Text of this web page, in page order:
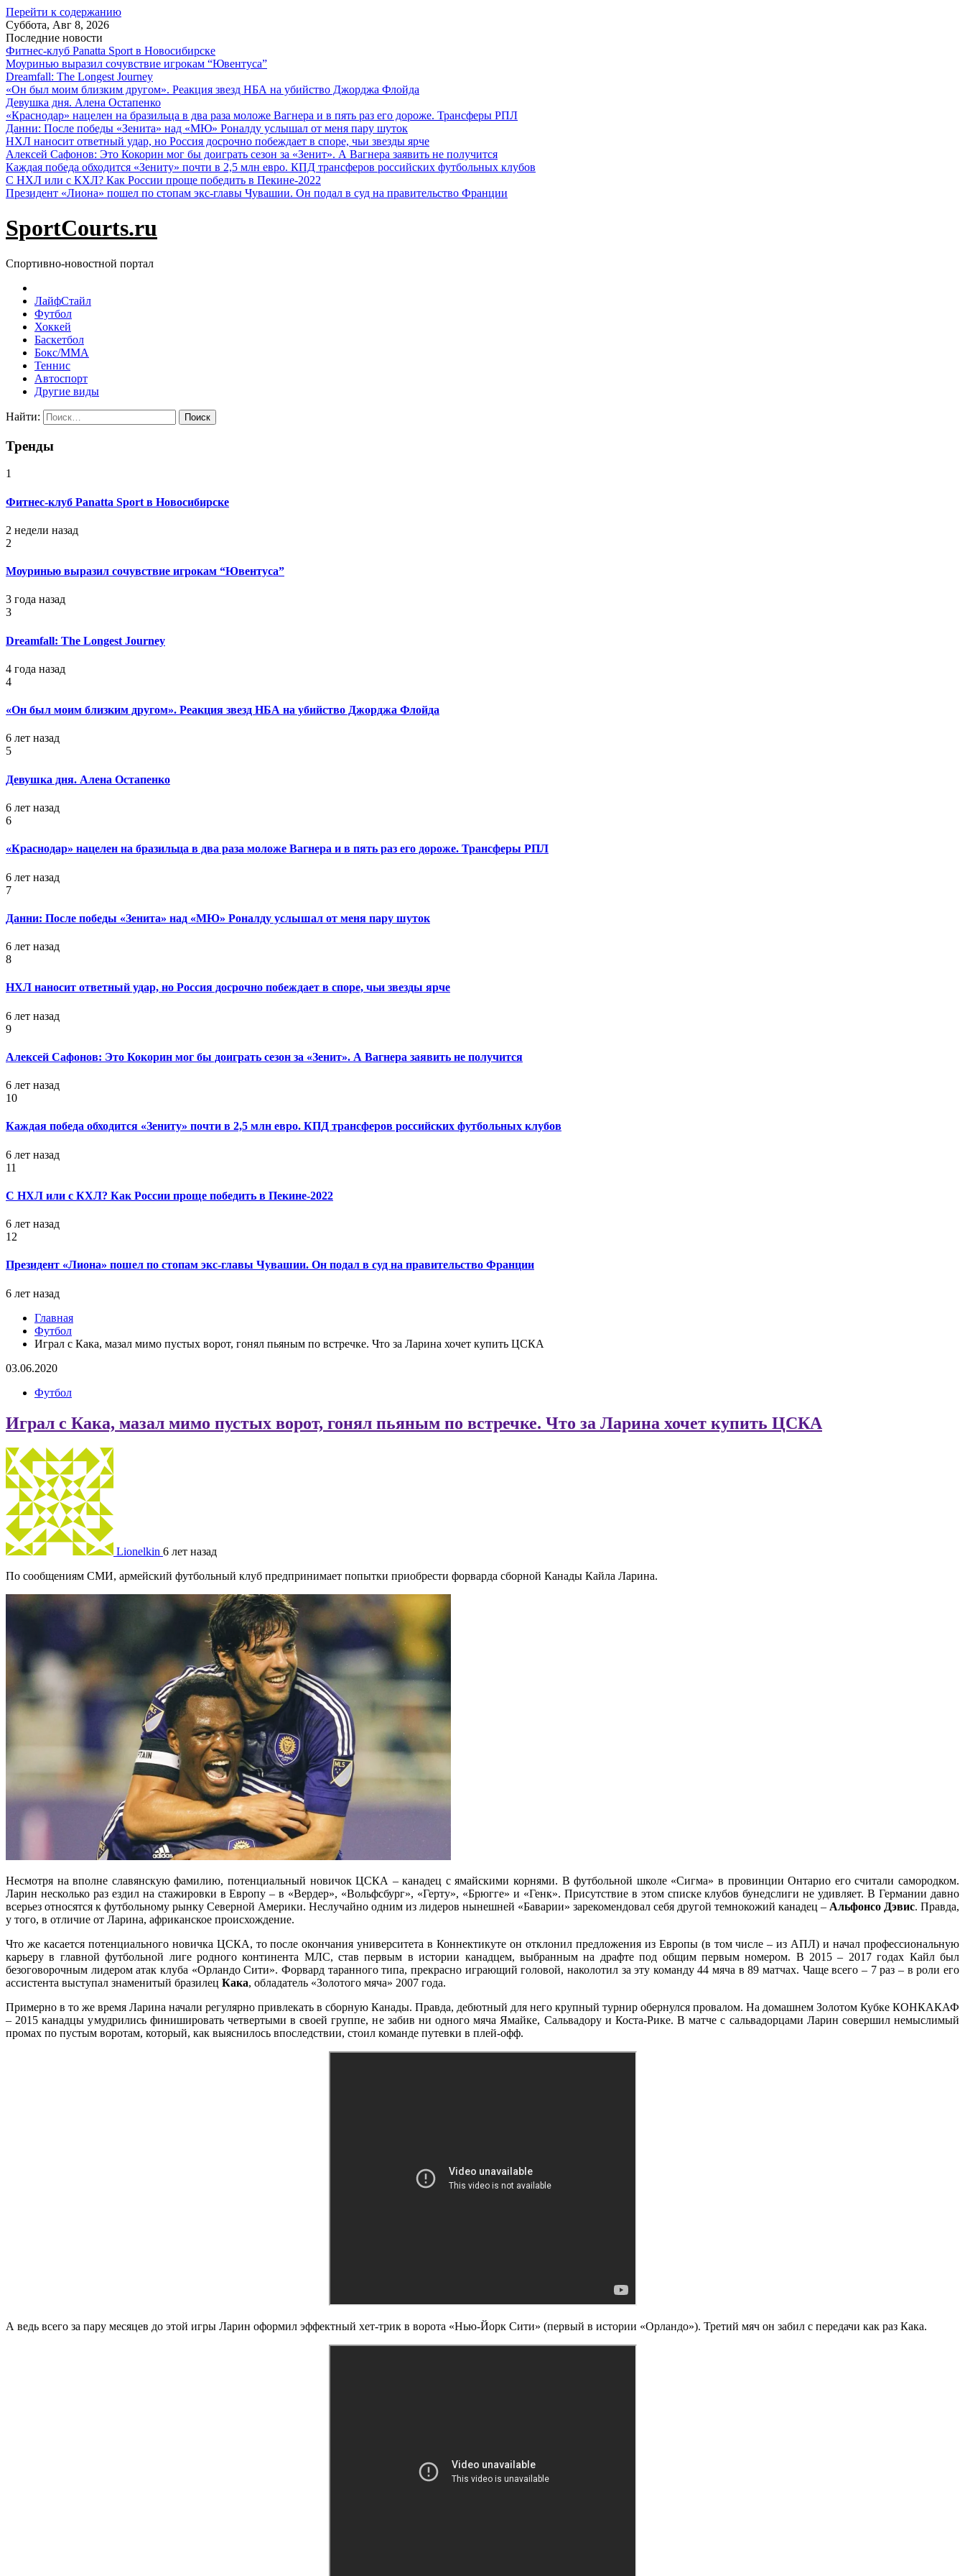
Перейти к содержанию
Суббота, Авг 8, 2026
Последние новости
Фитнес-клуб Panatta Sport в Новосибирске
Моуринью выразил сочувствие игрокам “Ювентуса”
Dreamfall: The Longest Journey
«Он был моим близким другом». Реакция звезд НБА на убийство Джорджа Флойда
Девушка дня. Алена Остапенко
«Краснодар» нацелен на бразильца в два раза моложе Вагнера и в пять раз его дороже. Трансферы РПЛ
Данни: После победы «Зенита» над «МЮ» Роналду услышал от меня пару шуток
НХЛ наносит ответный удар, но Россия досрочно побеждает в споре, чьи звезды ярче
Алексей Сафонов: Это Кокорин мог бы доиграть сезон за «Зенит». А Вагнера заявить не получится
Каждая победа обходится «Зениту» почти в 2,5 млн евро. КПД трансферов российских футбольных клубов
С НХЛ или с КХЛ? Как России проще победить в Пекине-2022
Президент «Лиона» пошел по стопам экс-главы Чувашии. Он подал в суд на правительство Франции
SportCourts.ru
Спортивно-новостной портал
ЛайфСтайл
Футбол
Хоккей
Баскетбол
Бокс/MMA
Теннис
Автоспорт
Другие виды
Найти:
Тренды
1
Фитнес-клуб Panatta Sport в Новосибирске
2 недели назад
2
Моуринью выразил сочувствие игрокам “Ювентуса”
3 года назад
3
Dreamfall: The Longest Journey
4 года назад
4
«Он был моим близким другом». Реакция звезд НБА на убийство Джорджа Флойда
6 лет назад
5
Девушка дня. Алена Остапенко
6 лет назад
6
«Краснодар» нацелен на бразильца в два раза моложе Вагнера и в пять раз его дороже. Трансферы РПЛ
6 лет назад
7
Данни: После победы «Зенита» над «МЮ» Роналду услышал от меня пару шуток
6 лет назад
8
НХЛ наносит ответный удар, но Россия досрочно побеждает в споре, чьи звезды ярче
6 лет назад
9
Алексей Сафонов: Это Кокорин мог бы доиграть сезон за «Зенит». А Вагнера заявить не получится
6 лет назад
10
Каждая победа обходится «Зениту» почти в 2,5 млн евро. КПД трансферов российских футбольных клубов
6 лет назад
11
С НХЛ или с КХЛ? Как России проще победить в Пекине-2022
6 лет назад
12
Президент «Лиона» пошел по стопам экс-главы Чувашии. Он подал в суд на правительство Франции
6 лет назад
Главная
Футбол
Играл с Кака, мазал мимо пустых ворот, гонял пьяным по встречке. Что за Ларина хочет купить ЦСКА
03.06.2020
Футбол
Играл с Кака, мазал мимо пустых ворот, гонял пьяным по встречке. Что за Ларина хочет купить ЦСКА
Lionelkin 6 лет назад
По сообщениям СМИ, армейский футбольный клуб предпринимает попытки приобрести форварда сборной Канады Кайла Ларина.
Несмотря на вполне славянскую фамилию, потенциальный новичок ЦСКА – канадец с ямайскими корнями. В футбольной школе «Сигма» в провинции Онтарио его считали самородком.
Ларин несколько раз ездил на стажировки в Европу – в «Вердер», «Вольфсбург», «Герту», «Брюгге» и «Генк». Присутствие в этом списке клубов бунедслиги не удивляет. В Германии давно
всерьез относятся к футбольному рынку Северной Америки. Неслучайно одним из лидеров нынешней «Баварии» зарекомендовал себя другой темнокожий канадец – Альфонсо Дэвис. Правда,
у того, в отличие от Ларина, африканское происхождение.
Что же касается потенциального новичка ЦСКА, то после окончания университета в Коннектикуте он отклонил предложения из Европы (в том числе – из АПЛ) и начал профессиональную
карьеру в главной футбольной лиге родного континента МЛС, став первым в истории канадцем, выбранным на драфте под общим первым номером. В 2015 – 2017 годах Кайл был
безоговорочным лидером атак клуба «Орландо Сити». Форвард таранного типа, прекрасно играющий головой, наколотил за эту команду 44 мяча в 89 матчах. Чаще всего – 7 раз – в роли его
ассистента выступал знаменитый бразилец Кака, обладатель «Золотого мяча» 2007 года.
Примерно в то же время Ларина начали регулярно привлекать в сборную Канады. Правда, дебютный для него крупный турнир обернулся провалом. На домашнем Золотом Кубке КОНКАКАФ
– 2015 канадцы умудрились финишировать четвертыми в своей группе, не забив ни одного мяча Ямайке, Сальвадору и Коста-Рике. В матче с сальвадорцами Ларин совершил немыслимый
промах по пустым воротам, который, как выяснилось впоследствии, стоил команде путевки в плей-офф.
А ведь всего за пару месяцев до этой игры Ларин оформил эффектный хет-трик в ворота «Нью-Йорк Сити» (первый в истории «Орландо»). Третий мяч он забил с передачи как раз Кака.